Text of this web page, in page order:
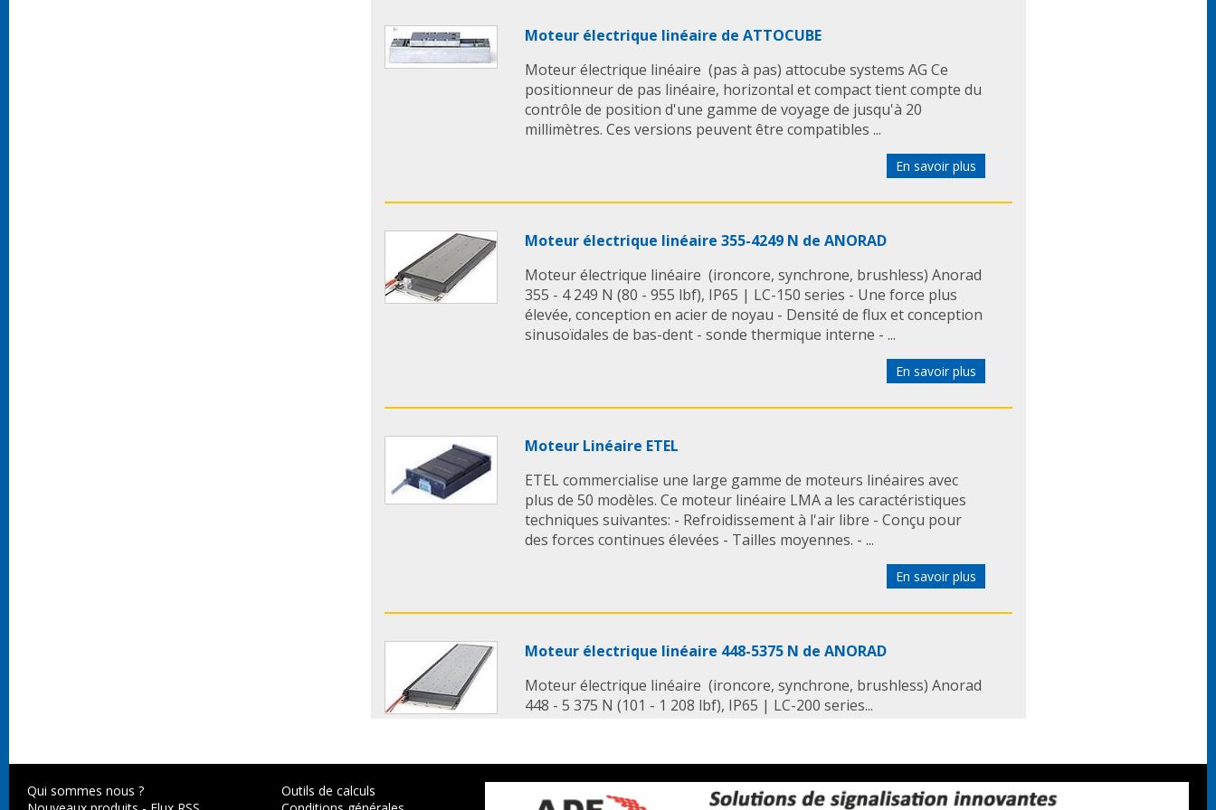
* De non contact
Moteur électrique linéaire de ATTOCUBE
Moteur électrique linéaire (pas à pas) attocube systems AG Ce
positionneur de pas linéaire, horizontal et compact tient compte du
contrôle de position d'une gamme de voyage de jusqu'à 20
millimètres. Ces versions peuvent être compatibles ...
En savoir plus
Moteur électrique linéaire 355-4249 N de ANORAD
Moteur électrique linéaire (ironcore, synchrone, brushless) Anorad
355 - 4 249 N (80 - 955 lbf), IP65 | LC-150 series - Une force plus
élevée, conception en acier de noyau - Densité de flux et conception
sinusoïdales de bas-dent - sonde thermique interne - ...
En savoir plus
Moteur Linéaire ETEL
ETEL commercialise une large gamme de moteurs linéaires avec
plus de 50 modèles. Ce moteur linéaire LMA a les caractéristiques
techniques suivantes: - Refroidissement à l'air libre - Conçu pour
des forces continues élevées - Tailles moyennes. - ...
En savoir plus
Moteur électrique linéaire 448-5375 N de ANORAD
Moteur électrique linéaire (ironcore, synchrone, brushless) Anorad
448 - 5 375 N (101 - 1 208 lbf), IP65 | LC-200 series...
Qui sommes nous ?
Outils de calculs